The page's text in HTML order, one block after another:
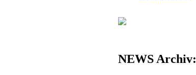
NEWS Archiv: